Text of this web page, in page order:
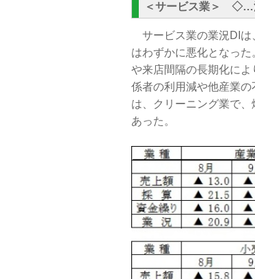
＜サービス業＞ ◇…
サービス業の業況DIは
はわずかに悪化となっ
や来店間隔の長期化に
係者の利用減や他産業
は、クリーニング業で
あった。